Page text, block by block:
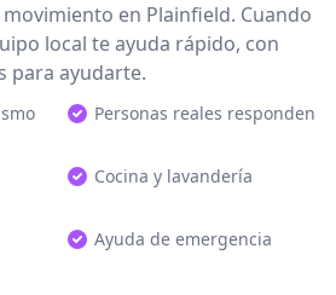
en Plainfield. Cuando
local te ayuda rápido, con
para ayudarte.
Personas reales responden
Cocina y lavandería
Ayuda de emergencia